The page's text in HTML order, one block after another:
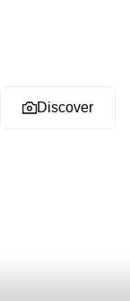
Discover